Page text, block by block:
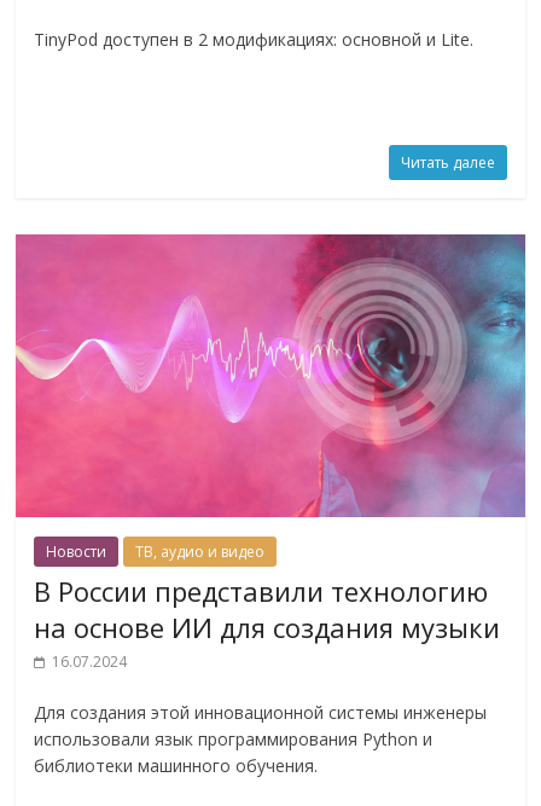
TinyPod доступен в 2 модификациях: основной и Lite.
Читать далее
Новости ТВ, аудио и видео
В России представили технологию
на основе ИИ для создания музыки
16.07.2024
Для создания этой инновационной системы инженеры
использовали язык программирования Python и
библиотеки машинного обучения.